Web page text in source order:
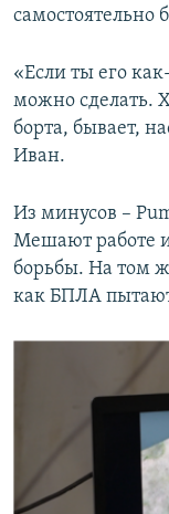
самостоятельно
«Если ты его
можно сделать.
борта, бывает,
Иван.
Из минусов –
Мешают работе
борьбы. На том
как БПЛА